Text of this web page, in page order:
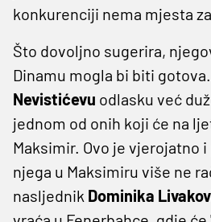
konkurenciji nema mjesta za
Što dovoljno sugerira,
Dinamu mogla bi biti
Nevistićevu odlasku već
jednom od onih koji će na
Maksimir. Ovo je vjerojatno
njega u Maksimiru više ne
nasljednik Dominika